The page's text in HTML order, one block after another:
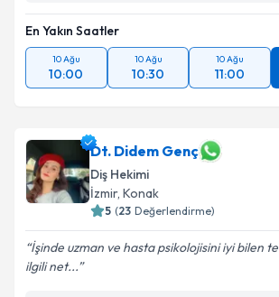
En Yakın Saatler
10 Ağu
10:00
10 Ağu
10:30
10 Ağu
11:00
Dt. Didem Genç
Diş Hekimi
İzmir, Konak
5 (23 Değerlendirme)
İşinde uzman ve hasta psikolojisini iyi bilen
ilgili net...